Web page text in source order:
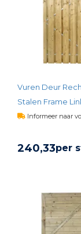
Vuren Deur
Stalen Frame
120x190
Informeer naar
240,33per